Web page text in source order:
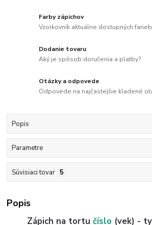
Farby zápichov
Vzorkovník aktuálne dostupných
Dodanie tovaru
Aký je spôsob doručenia a platby?
Otázky a odpovede
Odpovede na najčastejšie kladené
Popis
Parametre
Súvisiaci tovar 5
Popis
Zápich na tortu číslo (vek) -